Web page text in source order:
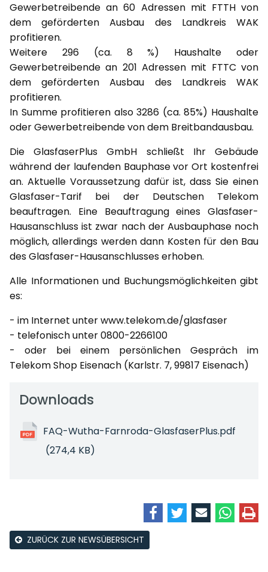
Gewerbetreibende an 60 Adressen mit FTTH von
dem geförderten Ausbau des Landkreis WAK
profitieren.
Weitere 296 (ca. 8 %) Haushalte oder
Gewerbetreibende an 201 Adressen mit FTTC von
dem geförderten Ausbau des Landkreis WAK
profitieren.
In Summe profitieren also 3286 (ca. 85%) Haushalte
oder Gewerbetreibende von dem Breitbandausbau.
Die GlasfaserPlus GmbH schließt Ihr Gebäude
während der laufenden Bauphase vor Ort kostenfrei
an. Aktuelle Voraussetzung dafür ist, dass Sie einen
Glasfaser-Tarif bei der Deutschen Telekom
beauftragen. Eine Beauftragung eines Glasfaser-
Hausanschluss ist zwar nach der Ausbauphase noch
möglich, allerdings werden dann Kosten für den Bau
des Glasfaser-Hausanschlusses erhoben.
Alle Informationen und Buchungsmöglichkeiten gibt
es:
- im Internet unter www.telekom.de/glasfaser
- telefonisch unter 0800-2266100
- oder bei einem persönlichen Gespräch im
Telekom Shop Eisenach (Karlstr. 7, 99817 Eisenach)
Downloads
FAQ-Wutha-Farnroda-GlasfaserPlus.pdf
(274,4 KB)
ZURÜCK ZUR NEWSÜBERSICHT